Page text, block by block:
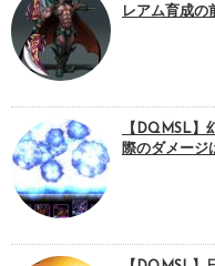
レアム育成の
【DQMSL】
際のダメージ